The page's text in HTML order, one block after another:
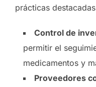
prácticas
Control de
permitir el
medicamentos y
Proveedores